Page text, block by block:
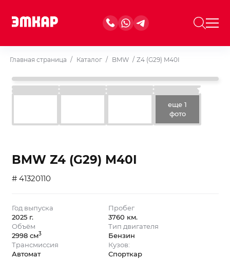
Главная страница / Каталог / BMW / Z4 (G29) M40I
еще 1
фото
BMW Z4 (G29) M40I
# 41320110
Год выпуска
2025 г.
Пробег
3760 км.
Объём
2998 см3
Тип двигателя
Бензин
Трансмиссия
Автомат
Кузов:
Спорткар